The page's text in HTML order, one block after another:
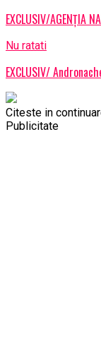
EXCLUSIV/AGENȚIA
Nu ratati
EXCLUSIV/
Citeste in
Publicitate